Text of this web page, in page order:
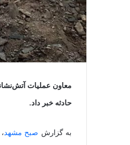
معاون عملیات
حادثه خبر داد.
به گزارش صبح مشهد